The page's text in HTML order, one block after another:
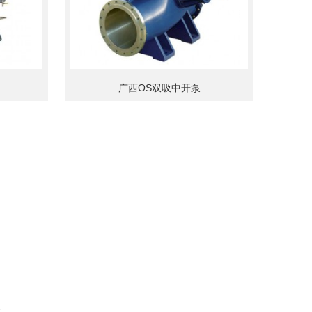
广西OS双吸中开泵